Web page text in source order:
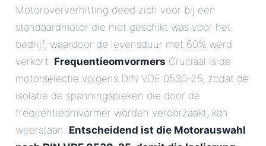
Motoroververhitting deed zich voor bij een
standaardmotor die niet geschikt was voor het
bedrijf, waardoor de levensduur met 60% werd
verkort. Frequentieomvormers Cruciaal is de
motorselectie volgens DIN VDE 0530-25, zodat de
isolatie de spanningspieken die door de
frequentieomvormer worden veroorzaakt, kan
weerstaan. Entscheidend ist die Motorauswahl